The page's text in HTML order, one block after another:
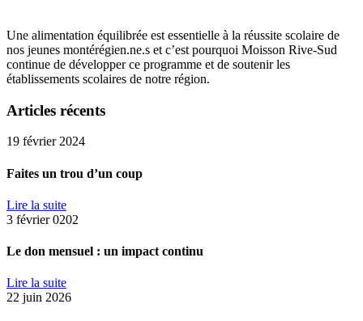
Une alimentation équilibrée est essentielle à la réussite scolaire de
nos jeunes montérégien.ne.s et c’est pourquoi Moisson Rive-Sud
continue de développer ce programme et de soutenir les
établissements scolaires de notre région.
Articles récents
19 février 2024
Faites un trou d’un coup
Lire la suite
3 février 0202
Le don mensuel : un impact continu
Lire la suite
22 juin 2026